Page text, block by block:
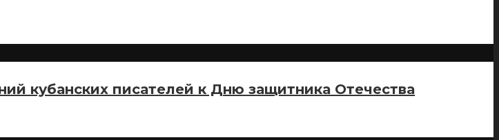
кубанских писателей к Дню защитника Отечества